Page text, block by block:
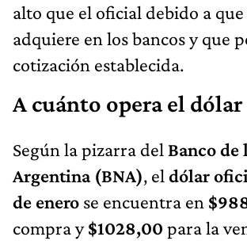
alto que el oficial debido a que
adquiere en los bancos y que
cotización establecida.
A cuánto opera el
Según la pizarra del Banco de
Argentina (BNA), el dólar
de enero se encuentra en
compra y$1028,00 para la